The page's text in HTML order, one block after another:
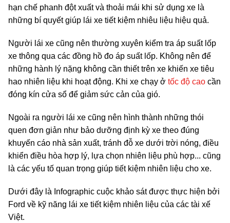
hạn chế phanh đột xuất và thoải mái khi sử dụng xe là
những bí quyết giúp lái xe tiết kiệm nhiêu liệu hiệu quả.
Người lái xe cũng nên thường xuyên kiểm tra áp suất lốp
xe thông qua các đồng hồ đo áp suất lốp. Không nên để
những hành lý nặng không cần thiết trên xe khiến xe tiêu
hao nhiên liệu khi hoạt động. Khi xe chạy ở tốc độ cao cần
đóng kín cửa sổ để giảm sức cản của gió.
Ngoài ra người lái xe cũng nên hình thành những thói
quen đơn giản như bảo dưỡng định kỳ xe theo đúng
khuyến cáo nhà sản xuất, tránh đỗ xe dưới trời nóng, điều
khiển điều hòa hợp lý, lựa chọn nhiên liệu phù hợp... cũng
là các yếu tố quan trọng giúp tiết kiệm nhiên liệu cho xe.
Dưới đây là Infographic cuộc khảo sát được thực hiện bởi
Ford về kỹ năng lái xe tiết kiệm nhiên liệu của các tài xế
Việt.